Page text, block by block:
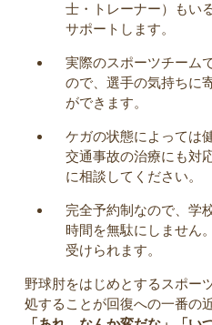
士・トレーナー）もい
サポートします。
実際のスポーツチーム
ので、選手の気持ちに
ができます。
ケガの状態によっては
交通事故の治療にも対
に相談してください。
完全予約制なので、学
時間を無駄にしません
受けられます。
野球肘をはじめとするスポー
処することが回復への一番の